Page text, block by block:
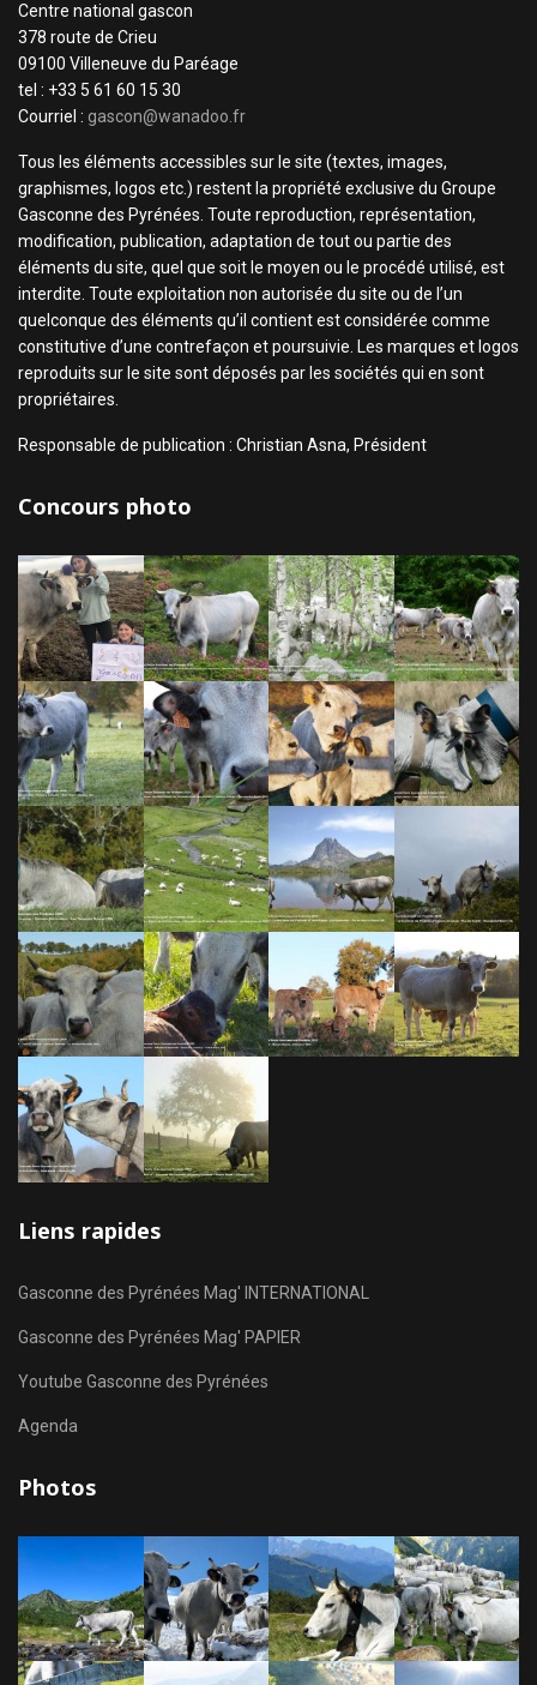
Centre national gascon
378 route de Crieu
09100 Villeneuve du Paréage
tel : +33 5 61 60 15 30
Courriel : gascon@wanadoo.fr
Tous les éléments accessibles sur le site (textes, images,
graphismes, logos etc.) restent la propriété exclusive du Groupe
Gasconne des Pyrénées. Toute reproduction, représentation,
modification, publication, adaptation de tout ou partie des
éléments du site, quel que soit le moyen ou le procédé utilisé, est
interdite. Toute exploitation non autorisée du site ou de l’un
quelconque des éléments qu’il contient est considérée comme
constitutive d’une contrefaçon et poursuivie. Les marques et logos
reproduits sur le site sont déposés par les sociétés qui en sont
propriétaires.
Responsable de publication : Christian Asna, Président
Concours photo
Liens rapides
Gasconne des Pyrénées Mag' INTERNATIONAL
Gasconne des Pyrénées Mag' PAPIER
Youtube Gasconne des Pyrénées
Agenda
Photos